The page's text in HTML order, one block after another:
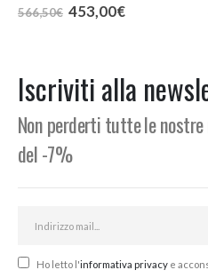
566,50€ Il
prezzo
453,00€Il
Iscriviti alla
Non perderti tutte le
del -7%
Ho letto l'informativa privacy e